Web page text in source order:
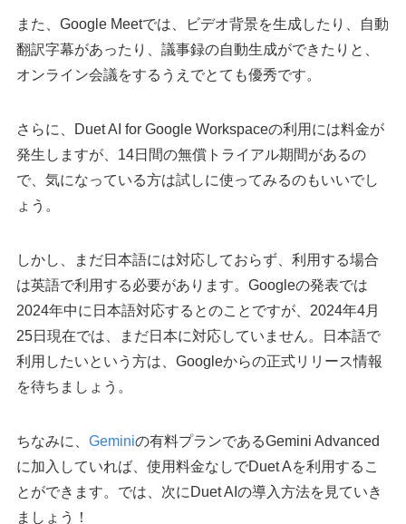
また、Google Meetでは、ビデオ背景を生成したり、自動
翻訳字幕があったり、議事録の自動生成ができたりと、
オンライン会議をするうえでとても優秀です。
さらに、Duet AI for Google Workspaceの利用には料金が
発生しますが、14日間の無償トライアル期間があるの
で、気になっている方は試しに使ってみるのもいいでし
ょう。
しかし、まだ日本語には対応しておらず、利用する場合
は英語で利用する必要があります。Googleの発表では
2024年中に日本語対応するとのことですが、2024年4月
25日現在では、まだ日本に対応していません。日本語で
利用したいという方は、Googleからの正式リリース情報
を待ちましょう。
ちなみに、 Geminiの有料プランであるGemini Advanced
に加入していれば、使用料金なしでDuet Aを利用するこ
とができます。では、次にDuet AIの導入方法を見ていき
ましょう！